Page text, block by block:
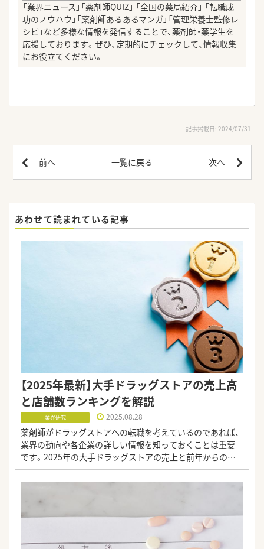
「業界ニュース」「薬剤師QUIZ」 「全国の薬局紹介」 「転職成
功のノウハウ」「薬剤師あるあるマンガ」「管理栄養士監修レ
シピ」など多様な情報を発信することで、薬剤師・薬学生を
応援しております。ぜひ、定期的にチェックして、情報収集
にお役立てください。
記事掲載日: 2024/07/31
前へ 一覧に戻る 次へ
あわせて読まれている記事
【2025年最新】大手ドラッグストアの売上高
と店舗数ランキングを解説
業界研究 2025.08.28
薬剤師がドラッグストアへの転職を考えているのであれば、
業界の動向や各企業の詳しい情報を知っておくことは重要
です。2025年の大手ドラッグストアの売上と前年からの推
移、店舗数をランキング形式で紹介します。是非、転職先選び
の参考にしてみてください。